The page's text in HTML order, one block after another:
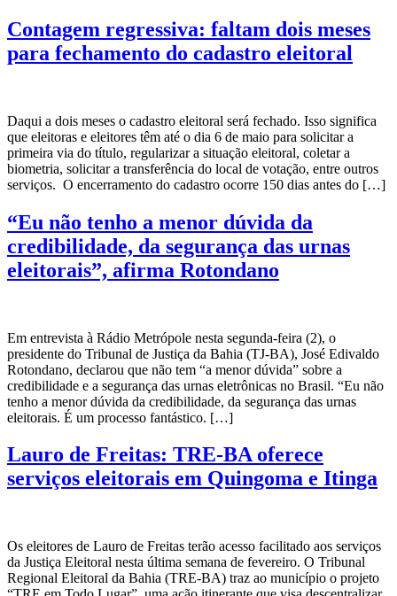
Contagem regressiva: faltam dois meses
para fechamento do cadastro eleitoral
Daqui a dois meses o cadastro eleitoral será fechado. Isso significa
que eleitoras e eleitores têm até o dia 6 de maio para solicitar a
primeira via do título, regularizar a situação eleitoral, coletar a
biometria, solicitar a transferência do local de votação, entre outros
serviços. O encerramento do cadastro ocorre 150 dias antes do […]
“Eu não tenho a menor dúvida da
credibilidade, da segurança das urnas
eleitorais”, afirma Rotondano
Em entrevista à Rádio Metrópole nesta segunda-feira (2), o
presidente do Tribunal de Justiça da Bahia (TJ-BA), José Edivaldo
Rotondano, declarou que não tem “a menor dúvida” sobre a
credibilidade e a segurança das urnas eletrônicas no Brasil. “Eu não
tenho a menor dúvida da credibilidade, da segurança das urnas
eleitorais. É um processo fantástico. […]
Lauro de Freitas: TRE-BA oferece
serviços eleitorais em Quingoma e Itinga
Os eleitores de Lauro de Freitas terão acesso facilitado aos serviços
da Justiça Eleitoral nesta última semana de fevereiro. O Tribunal
Regional Eleitoral da Bahia (TRE-BA) traz ao município o projeto